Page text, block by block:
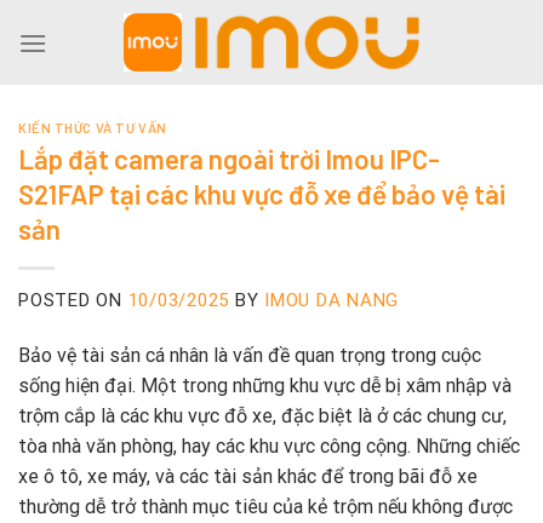
KIẾN THỨC VÀ TƯ VẤN
Lắp đặt camera ngoài trời Imou IPC-
S21FAP tại các khu vực đỗ xe để bảo vệ tài
sản
POSTED ON 10/03/2025 BY IMOU DA NANG
Bảo vệ tài sản cá nhân là vấn đề quan trọng trong cuộc
sống hiện đại. Một trong những khu vực dễ bị xâm nhập và
trộm cắp là các khu vực đỗ xe, đặc biệt là ở các chung cư,
tòa nhà văn phòng, hay các khu vực công cộng. Những chiếc
xe ô tô, xe máy, và các tài sản khác để trong bãi đỗ xe
thường dễ trở thành mục tiêu của kẻ trộm nếu không được